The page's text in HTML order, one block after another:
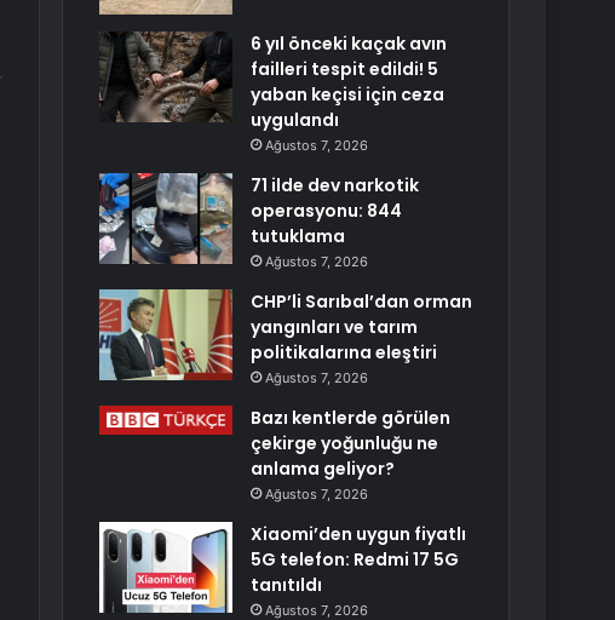
6 yıl önceki kaçak avın
failleri tespit edildi! 5
yaban keçisi için ceza
uygulandı
Ağustos 7, 2026
71 ilde dev narkotik
operasyonu: 844
tutuklama
Ağustos 7, 2026
CHP’li Sarıbal’dan orman
yangınları ve tarım
politikalarına eleştiri
Ağustos 7, 2026
Bazı kentlerde görülen
çekirge yoğunluğu ne
anlama geliyor?
Ağustos 7, 2026
Xiaomi’den uygun fiyatlı
5G telefon: Redmi 17 5G
tanıtıldı
Ağustos 7, 2026